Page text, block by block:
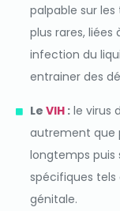
palpable sur
plus rares,
infection du
entrainer des
Le VIH:le virus
autrement que
longtemps puis
spécifiques tels
génitale.